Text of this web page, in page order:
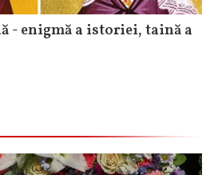
- enigmă a istoriei, taină a